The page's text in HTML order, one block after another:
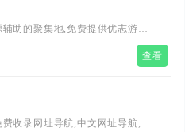
助的聚集地,免费提供优志游戏
这里,您可畅游游戏进行欢乐,与
查看
收录网址导航,中文网址导航,技